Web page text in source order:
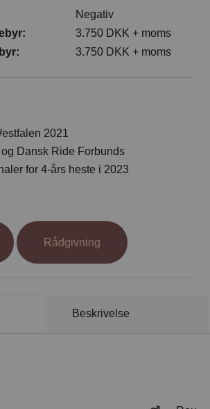
Negativ
3.750 DKK + moms
3.750 DKK + moms
2021
Dansk Ride Forbunds
for 4-års heste i 2023
Rådgivning
Beskrivelse